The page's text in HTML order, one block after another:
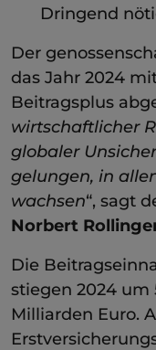
Dringend
Der
das Jahr 2024
Beitragsplus
wirtschaftlicher
globaler
gelungen, in
wachsen“, sagt
Norbert
Die
stiegen 2024 um
Milliarden Euro.